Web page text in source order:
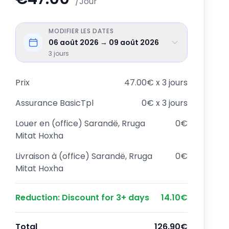
MODIFIER LES DATES
06 août 2026 → 09 août 2026
3 jours
Prix
47.00€ x 3 jours
Assurance BasicTpl
0€ x 3 jours
Louer en (office) Sarandë, Rruga
Mitat Hoxha
0€
Livraison à (office) Sarandë, Rruga
Mitat Hoxha
0€
Reduction: Discount for 3+ days 14.10€
Total 126.90€